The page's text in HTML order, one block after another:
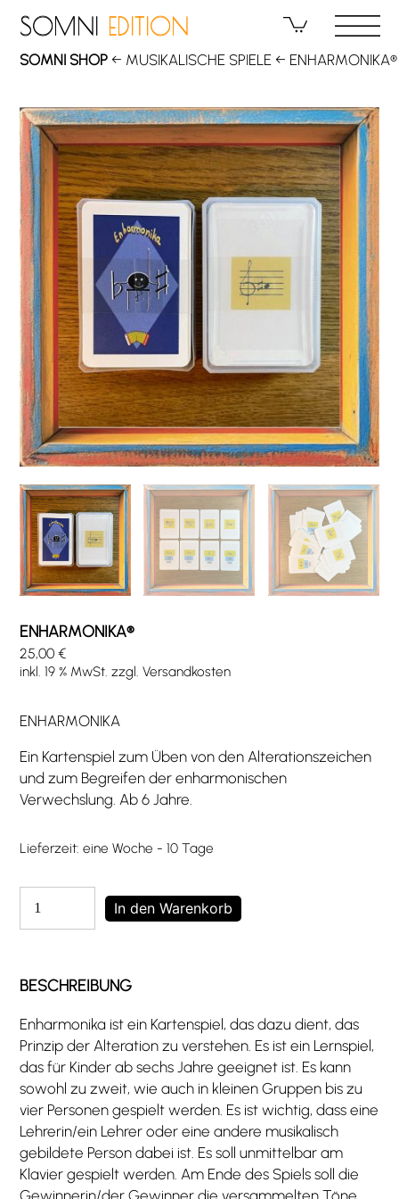
SOMNI EDITION
content
SOMNI EDITION
SOMNI SHOP ← MUSIKALISCHE SPIELE ← ENHARMONIKA®
ENHARMONIKA®
25,00€
inkl. 19 % MwSt. zzgl.Versandkosten
ENHARMONIKA
Ein Kartenspiel zum Üben von den Alterationszeichen
und zum Begreifen der enharmonischen
Verwechslung. Ab 6 Jahre.
Lieferzeit:eine Woche - 10 Tage
Enharmonika®
Menge
In den Warenkorb
BESCHREIBUNG
Enharmonika ist ein Kartenspiel, das dazu dient, das
Prinzip der Alteration zu verstehen. Es ist ein Lernspiel,
das für Kinder ab sechs Jahre geeignet ist. Es kann
sowohl zu zweit, wie auch in kleinen Gruppen bis zu
vier Personen gespielt werden. Es ist wichtig, dass eine
Lehrerin/ein Lehrer oder eine andere musikalisch
gebildete Person dabei ist. Es soll unmittelbar am
Klavier gespielt werden. Am Ende des Spiels soll die